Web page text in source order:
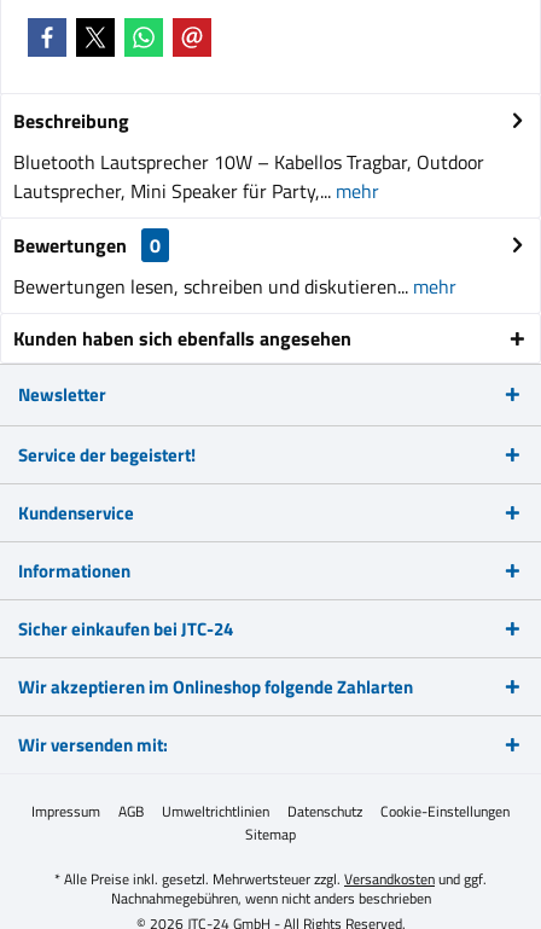
Beschreibung
Bluetooth Lautsprecher 10W – Kabellos Tragbar, Outdoor
Lautsprecher, Mini Speaker für Party,... mehr
Bewertungen
0
Bewertungen lesen, schreiben und diskutieren... mehr
Kunden haben sich ebenfalls angesehen
Newsletter
Service der begeistert!
Kundenservice
Informationen
Sicher einkaufen bei JTC-24
Wir akzeptieren im Onlineshop folgende Zahlarten
Wir versenden mit:
Impressum AGB Umweltrichtlinien Datenschutz
Cookie-Einstellungen
Sitemap
* Alle Preise inkl. gesetzl. Mehrwertsteuer zzgl. Versandkostenund ggf.
Nachnahmegebühren, wenn nicht anders beschrieben
© 2026 JTC-24 GmbH - All Rights Reserved.